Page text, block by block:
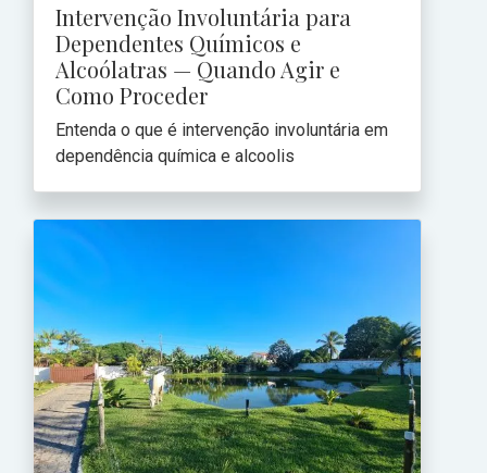
Intervenção Involuntária para
Dependentes Químicos e
Alcoólatras — Quando Agir e
Como Proceder
Entenda o que é intervenção involuntária em
dependência química e alcoolis